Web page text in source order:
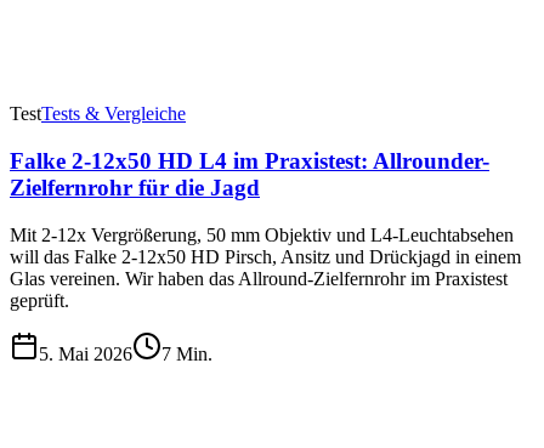
TestTests & Vergleiche
Falke 2-12x50 HD L4 im Praxistest: Allrounder-
Zielfernrohr für die Jagd
Mit 2-12x Vergrößerung, 50 mm Objektiv und L4-Leuchtabsehen
will das Falke 2-12x50 HD Pirsch, Ansitz und Drückjagd in einem
Glas vereinen. Wir haben das Allround-Zielfernrohr im Praxistest
geprüft.
5. Mai 2026 7 Min.